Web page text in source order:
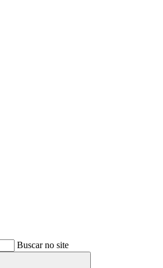
Buscar no site